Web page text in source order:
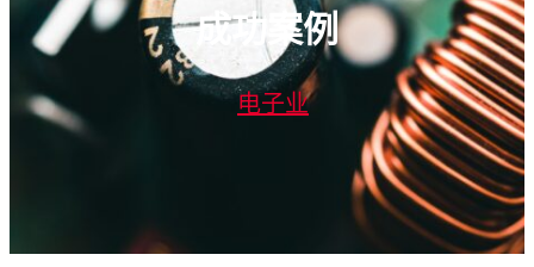
成功案例
电子业